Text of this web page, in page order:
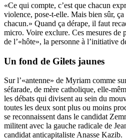
«Ce qui compte, c’est que chacun
violence, pose-t-elle. Mais bien sûr,
chacun.» Quand ça dérape, il faut
micro. Voire exclure. Ces mesures de
de l’«hôte», la personne à l’initiative
Un fond de Gilets jaunes
Sur l’«antenne» de Myriam comme
séfarade, de mère catholique, elle-
les débats qui divisent au sein du
toutes les deux sont plus ou moins
se reconnaissent dans le candidat
militent avec la gauche radicale de
candidat anticapitaliste Anasse Kazib.